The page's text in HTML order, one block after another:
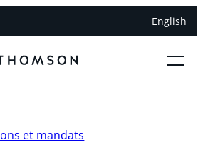
English
et mandats